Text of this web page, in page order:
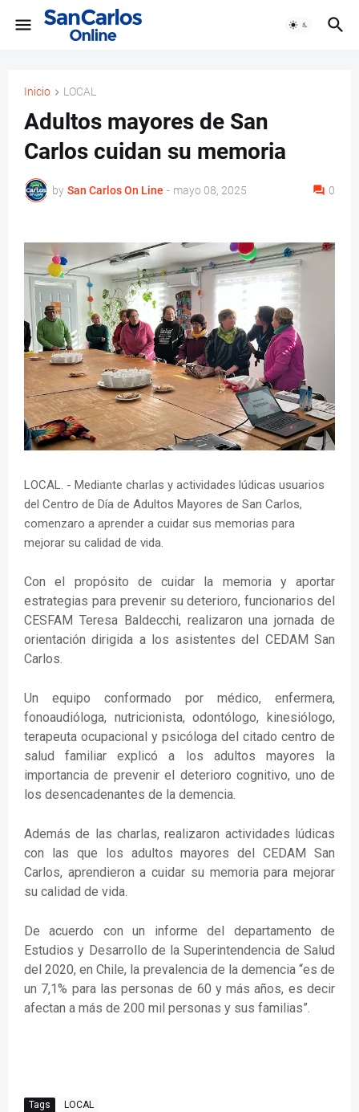
Inicio LOCAL
Adultos mayores de San
Carlos cuidan su memoria
by San Carlos On Line - mayo 08, 2025 0
LOCAL. - Mediante charlas y actividades lúdicas usuarios
del Centro de Día de Adultos Mayores de San Carlos,
comenzaro a aprender a cuidar sus memorias para
mejorar su calidad de vida.
Con el propósito de cuidar la memoria y aportar
estrategias para prevenir su deterioro, funcionarios del
CESFAM Teresa Baldecchi, realizaron una jornada de
orientación dirigida a los asistentes del CEDAM San
Carlos.
Un equipo conformado por médico, enfermera,
fonoaudióloga, nutricionista, odontólogo, kinesiólogo,
terapeuta ocupacional y psicóloga del citado centro de
salud familiar explicó a los adultos mayores la
importancia de prevenir el deterioro cognitivo, uno de
los desencadenantes de la demencia.
Además de las charlas, realizaron actividades lúdicas
con las que los adultos mayores del CEDAM San
Carlos, aprendieron a cuidar su memoria para mejorar
su calidad de vida.
De acuerdo con un informe del departamento de
Estudios y Desarrollo de la Superintendencia de Salud
del 2020, en Chile, la prevalencia de la demencia “es de
un 7,1% para las personas de 60 y más años, es decir
afectan a más de 200 mil personas y sus familias”.
Tags LOCAL